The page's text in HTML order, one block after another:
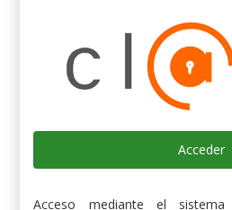
Acceder
Acceso mediante el